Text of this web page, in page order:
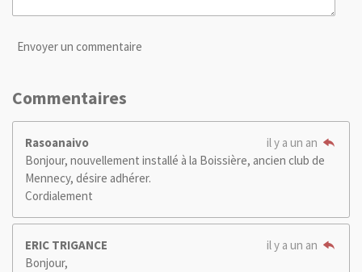
Envoyer un commentaire
Commentaires
Rasoanaivo
il y a un an
Bonjour, nouvellement installé à la Boissière, ancien club de
Mennecy, désire adhérer.
Cordialement
ERIC TRIGANCE
il y a un an
Bonjour,